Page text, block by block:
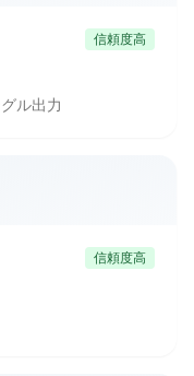
信頼度高
ル出力
信頼度高